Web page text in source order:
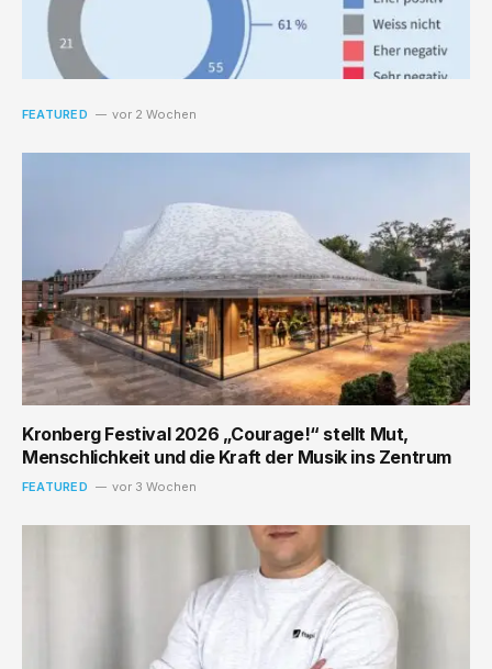
FEATURED vor 2 Wochen
Kronberg Festival 2026 „Courage!“ stellt Mut,
Menschlichkeit und die Kraft der Musik ins Zentrum
FEATURED vor 3 Wochen